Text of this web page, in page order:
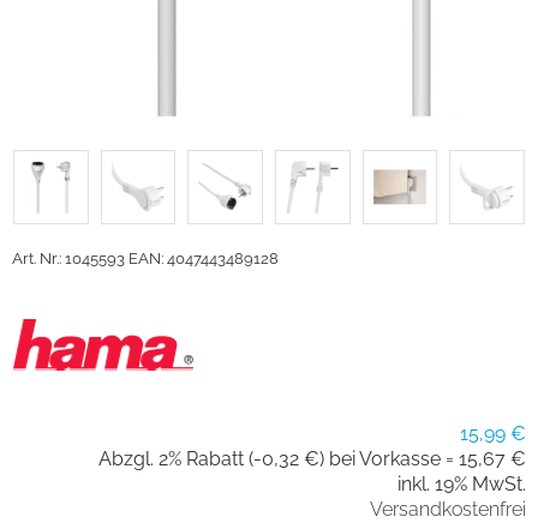
Art. Nr.: 1045593 EAN: 4047443489128
15,99 €
Abzgl. 2% Rabatt (-0,32 €) bei Vorkasse = 15,67 €
inkl. 19% MwSt.
Versandkostenfrei